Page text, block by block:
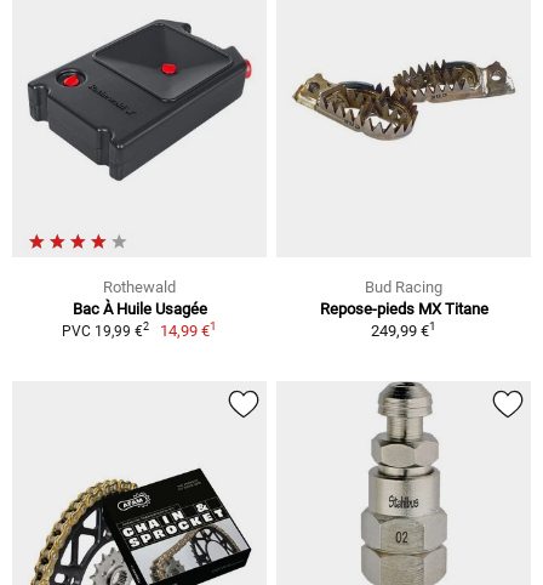
Rothewald
Bac À Huile Usagée
PVC 19,99 €2 14,99 €1
Bud Racing
Repose-pieds MX Titane
249,99 €1